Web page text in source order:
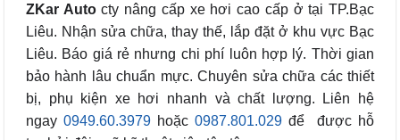
ZKar Autocty nâng cấp xe hơi cao cấp ở tại TP.Bạc
Liêu. Nhận sửa chữa, thay thế, lắp đặt ở khu vực Bạc
Liêu. Báo giá rẻ nhưng chi phí luôn hợp lý. Thời gian
bảo hành lâu chuẩn mực. Chuyên sửa chữa các thiết
bị, phụ kiện xe hơi nhanh và chất lượng. Liên hệ
ngay 0949.60.3979 hoặc 0987.801.029 để được hỗ